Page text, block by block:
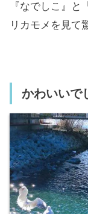
『なでしこ』
リカモメを見て
かわいいで